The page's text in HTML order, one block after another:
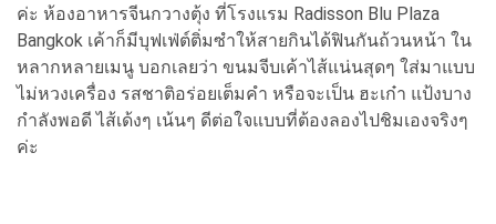
ค่ะ ห้องอาหารจีนกวางตุ้ง ที่โรงแรม Radisson Blu Plaza
Bangkok เค้าก็มีบุฟเฟ่ต์ติ่มซําให้สายกินได้ฟินกันถ้วนหน้า ใน
หลากหลายเมนู บอกเลยว่า ขนมจีบเค้าไส้แน่นสุดๆ ใส่มาแบบ
ไม่หวงเครื่อง รสชาติอร่อยเต็มคำ หรือจะเป็น ฮะเก๋า แป้งบาง
กำลังพอดี ไส้เด้งๆ เน้นๆ ดีต่อใจแบบที่ต้องลองไปชิมเองจริงๆ
ค่ะ